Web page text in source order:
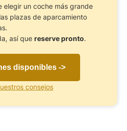
elegir un coche más grande
plazas de aparcamiento
así que reserve pronto.
disponibles ->
consejos